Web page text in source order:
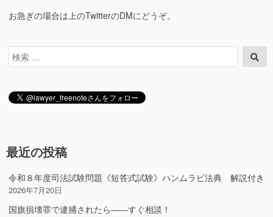
お急ぎの場合は上のTwitterのDMにどうぞ。
検
索
索
最近の投稿
令和８年度司法試験問題《短答式試験》ハンムラビ法典 解説付き
2026年7月20日
国旗損壊罪で逮捕されたら――すぐ相談！